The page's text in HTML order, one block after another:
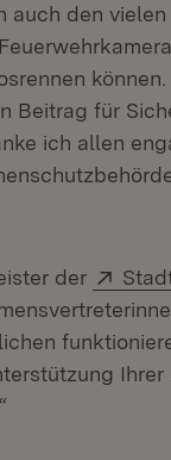
auch den
Beitrag für
ich allen
der